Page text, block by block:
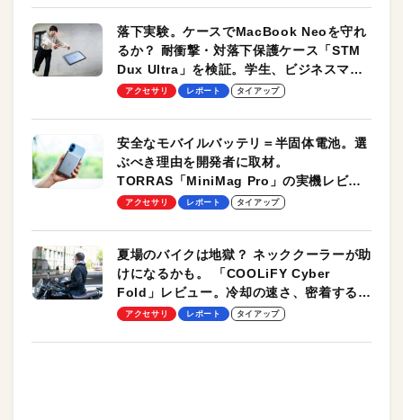
落下実験。ケースでMacBook Neoを守れ
るか？ 耐衝撃・対落下保護ケース「STM
Dux Ultra」を検証。学生、ビジネスマン
のモバイルユースに最適！
アクセサリ レポート タイアップ
安全なモバイルバッテリ＝半固体電池。選
ぶべき理由を開発者に取材。
TORRAS「MiniMag Pro」の実機レビュ
ーも
アクセサリ レポート タイアップ
夏場のバイクは地獄？ ネッククーラーが助
けになるかも。 「COOLiFY Cyber
Fold」レビュー。冷却の速さ、密着する冷
却プレート、シンプルな操作性がグッド！
アクセサリ レポート タイアップ